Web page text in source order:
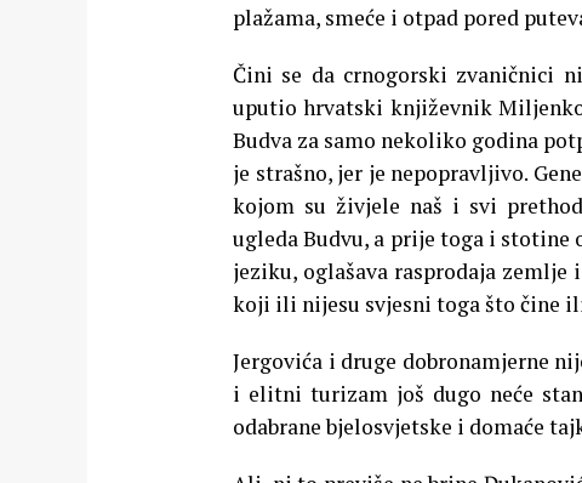
plažama, smeće i otpad pored
Čini se da crnogorski zvaničnici
uputio hrvatski književnik
Budva za samo nekoliko godina
je strašno, jer je nepopravljivo.
kojom su živjele naš i svi
ugleda Budvu, a prije toga i stotine
jeziku, oglašava rasprodaja
koji ili nijesu svjesni toga što čine
Jergovića i druge dobronamjerne
i elitni turizam još dugo neće
odabrane bjelosvjetske i domaće